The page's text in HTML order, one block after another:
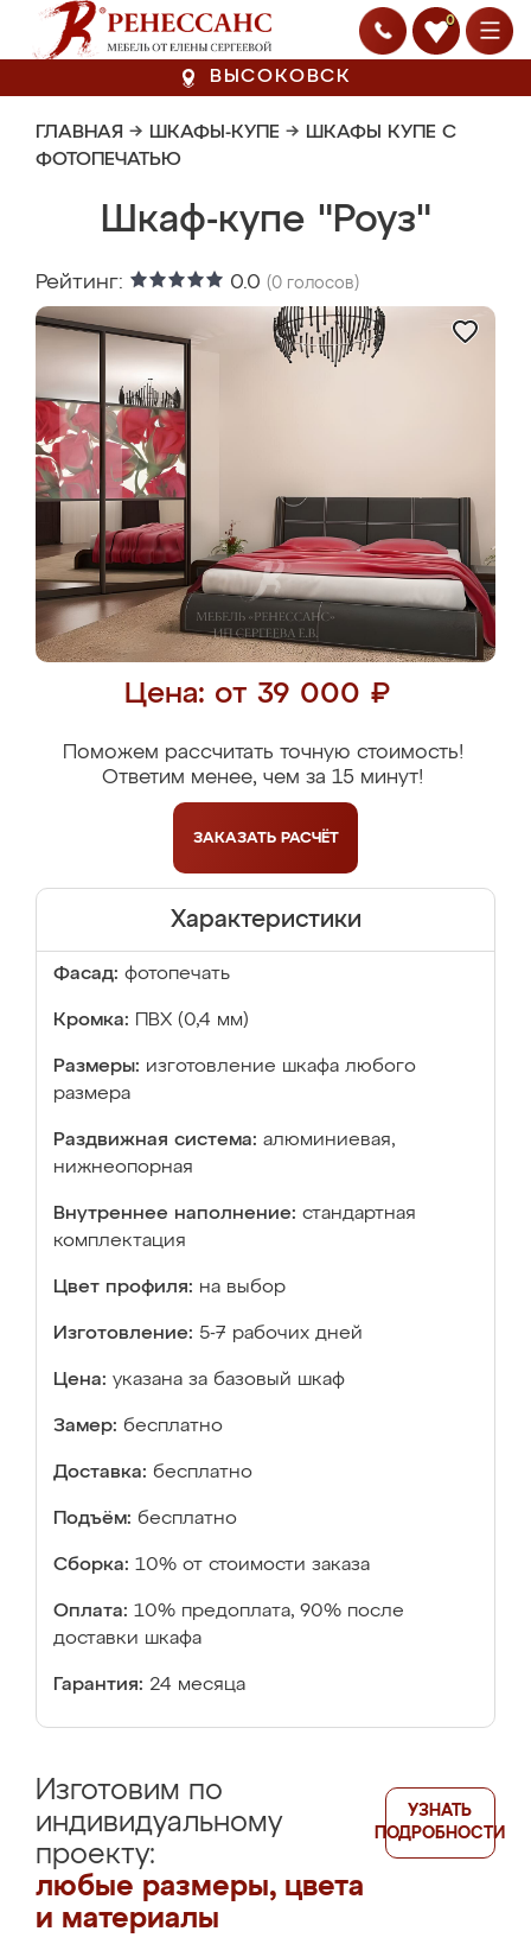
0
ВЫСОКОВСК
ГЛАВНАЯ → ШКАФЫ-КУПЕ → ШКАФЫ КУПЕ С
ФОТОПЕЧАТЬЮ
Шкаф-купе "Роуз"
Рейтинг: 0.0 (0 голосов)
Цена: от 39 000 ₽
Поможем рассчитать точную стоимость!
Ответим менее, чем за 15 минут!
ЗАКАЗАТЬ РАСЧЁТ
Характеристики
Фасад: фотопечать
Кромка: ПВХ (0,4 мм)
Размеры: изготовление шкафа любого
размера
Раздвижная система: алюминиевая,
нижнеопорная
Внутреннее наполнение: стандартная
комплектация
Цвет профиля: на выбор
Изготовление: 5-7 рабочих дней
Цена: указана за базовый шкаф
Замер: бесплатно
Доставка: бесплатно
Подъём: бесплатно
Сборка: 10% от стоимости заказа
Оплата: 10% предоплата, 90% после
доставки шкафа
Гарантия: 24 месяца
Изготовим по
индивидуальному
проекту:
любые размеры, цвета
и материалы
УЗНАТЬ
ПОДРОБНОСТИ